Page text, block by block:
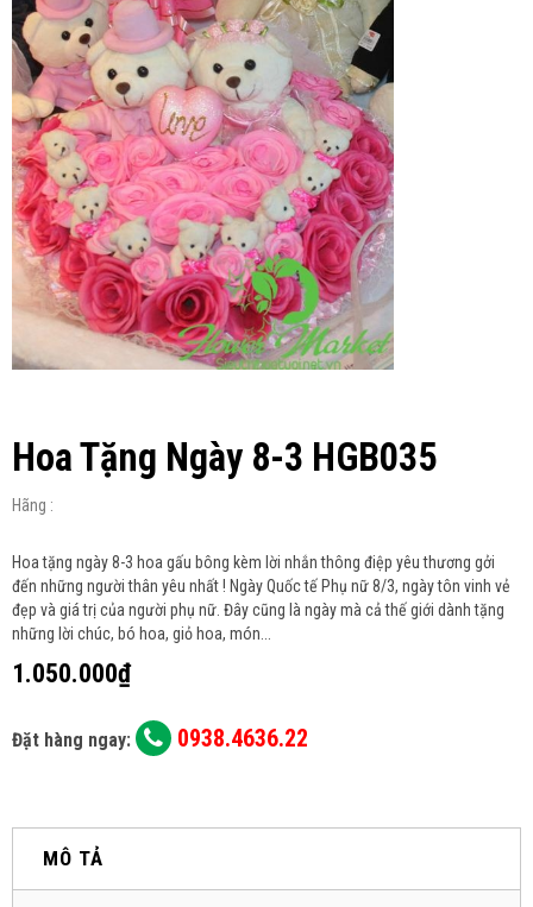
Hoa Tặng Ngày 8-3 HGB035
Hãng :
Hoa tặng ngày 8-3 hoa gấu bông kèm lời nhắn thông điệp yêu thương gởi
đến những người thân yêu nhất ! Ngày Quốc tế Phụ nữ 8/3, ngày tôn vinh vẻ
đẹp và giá trị của người phụ nữ. Đây cũng là ngày mà cả thế giới dành tặng
những lời chúc, bó hoa, giỏ hoa, món...
1.050.000₫
Đặt hàng ngay: 0938.4636.22
MÔ TẢ